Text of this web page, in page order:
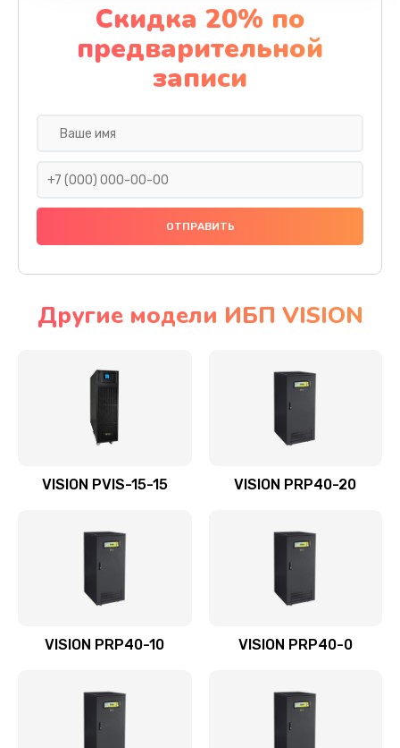
Скидка 20% по
предварительной
записи
Другие модели ИБП VISION
VISION PVIS-15-15 VISION PRP40-20
VISION PRP40-10 VISION PRP40-0